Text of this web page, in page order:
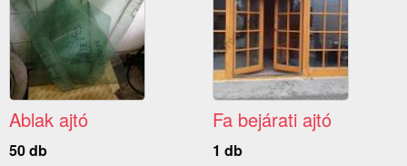
Ablak ajtó
50 db
Fa bejárati ajtó
1 db